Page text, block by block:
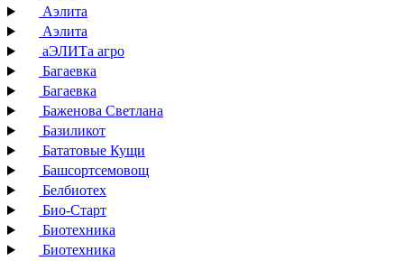
Аэлита
Аэлита
аЭЛИТа агро
Багаевка
Багаевка
Баженова Светлана
Базиликот
Бататовые Кущи
Башсортсемовощ
Белбиотех
Био-Старт
Биотехника
Биотехника